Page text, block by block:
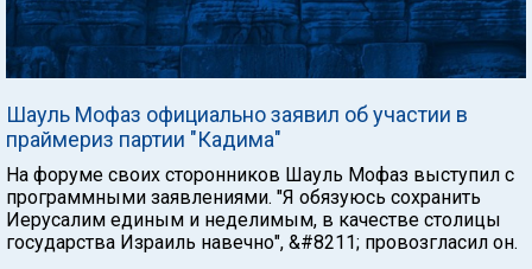
Шауль Мофаз официально заявил об участии в
праймериз партии "Кадима"
На форуме своих сторонников Шауль Мофаз выступил с
программными заявлениями. "Я обязуюсь сохранить
Иерусалим единым и неделимым, в качестве столицы
государства Израиль навечно", &#8211; провозгласил он.